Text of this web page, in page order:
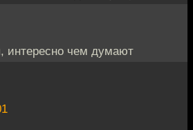
интересно чем думают